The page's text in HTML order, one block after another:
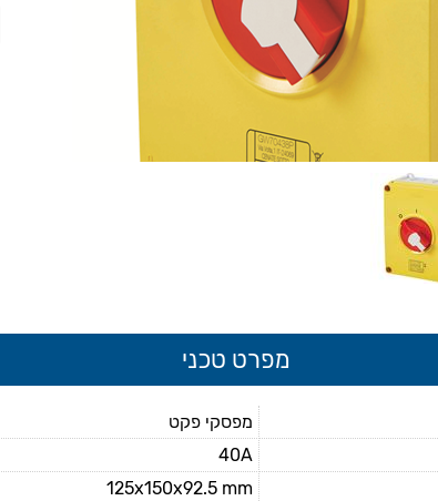
מפרט טכני
מפסקי פקט
40A
125x150x92.5 mm